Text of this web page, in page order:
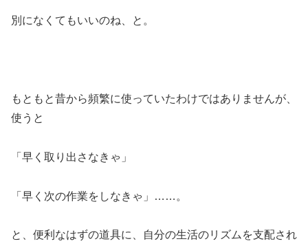
別になくてもいいのね、と。
もともと昔から頻繁に使っていたわけではありませんが、
使うと
「早く取り出さなきゃ」
「早く次の作業をしなきゃ」……。
と、便利なはずの道具に、自分の生活のリズムを支配され